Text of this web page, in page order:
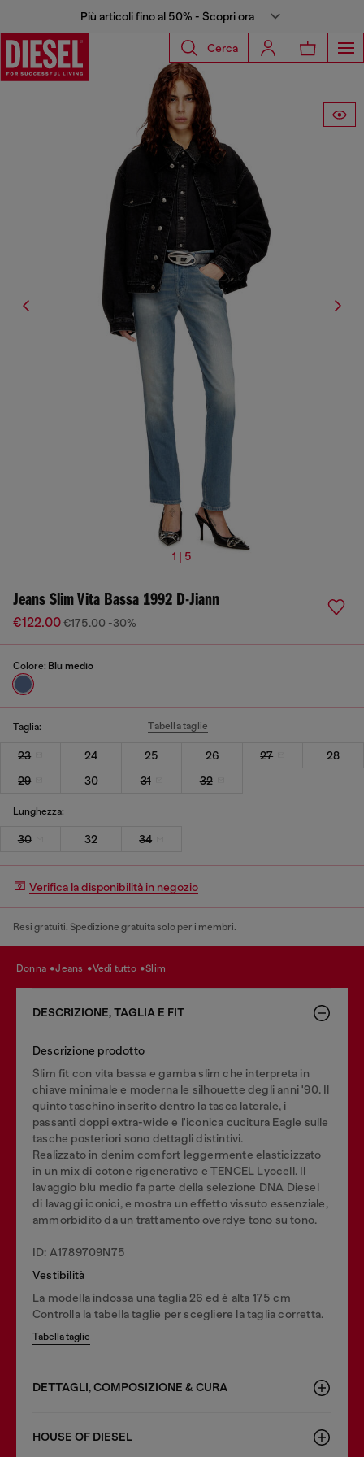
Più articoli fino al 50% - Scopri ora
Cerca
1 | 5
Jeans Slim Vita Bassa 1992 D-Jiann
€122.00€175.00 -30%
Colore: Blu medio
Taglia: Tabella taglie
23 24 25 26 27
28
29
30 31 32
Lunghezza:
30 32 34
Verifica la disponibilità in negozio
Resi gratuiti. Spedizione gratuita solo per i membri.
donna jeans vedi tutto slim
DESCRIZIONE, TAGLIA E FIT
Descrizione prodotto
Slim fit con vita bassa e gamba slim che interpreta in
chiave minimale e moderna le silhouette degli anni '90. Il
quinto taschino inserito dentro la tasca laterale, i
passanti doppi extra-wide e l'iconica cucitura Eagle sulle
tasche posteriori sono dettagli distintivi.
Realizzato in denim comfort leggermente elasticizzato
in un mix di cotone rigenerativo e TENCEL Lyocell. Il
lavaggio blu medio fa parte della selezione DNA Diesel
di lavaggi iconici, e mostra un effetto vissuto essenziale,
ammorbidito da un trattamento overdye tono su tono.
ID: A1789709N75
Vestibilità
La modella indossa una taglia 26 ed è alta 175 cm
Controlla la tabella taglie per scegliere la taglia corretta.
Tabella taglie
DETTAGLI, COMPOSIZIONE & CURA
HOUSE OF DIESEL